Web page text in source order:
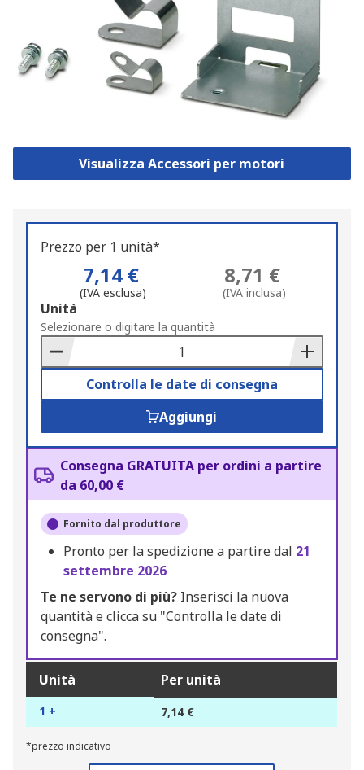
Visualizza Accessori per motori
Prezzo per 1 unità*
7,14 €
(IVA esclusa)
8,71 €
(IVA inclusa)
Add
to
Basket
Unità
Selezionare o digitare la quantità
Controlla le date di consegna
Aggiungi
Consegna GRATUITA per ordini a partire
da 60,00 €
Fornito dal produttore
Pronto per la spedizione a partire dal 21
settembre 2026
Te ne servono di più? Inserisci la nuova
quantità e clicca su "Controlla le date di
consegna".
Unità Per unità
1 + 7,14 €
*prezzo indicativo